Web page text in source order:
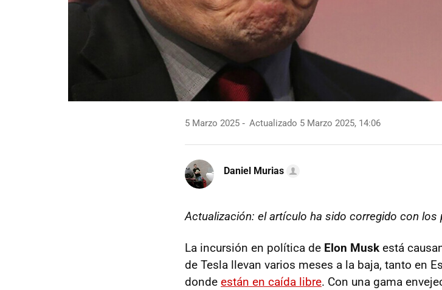
5 Marzo 2025 Actualizado 5 Marzo 2025, 14:06
Daniel Murias
Actualización: el artículo ha sido corregido con los
La incursión en política de Elon Musk está
de Tesla llevan varios meses a la baja, tanto en
donde están en caída libre. Con una gama